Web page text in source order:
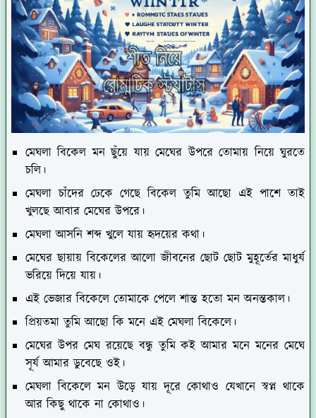
মেঘলা বিকেল মন ছুঁয়ে যায় মেঘের উপরে তোমায় নিয়ে ঘুরতে
চলি।
মেঘলা চাঁদের ঢেকে গেছে বিকেল তুমি আছো এই পাশে তাই
খুলছে আবার মেঘের উপরে।
মেঘলা আসনি শব্দ খুলে যায় হৃদয়ের কথা।
মেঘের ছায়ায় বিকেলের আলো জীবনের ছোট ছোট মুহূর্তের মাধুর্য
ভরিয়ে দিয়ে যায়।
এই ভেজার বিকেলে তোমাকে পেলে শান্ত হতো মন অনন্তকাল।
প্রিয়তমা তুমি আছো কি মনে এই মেঘলা বিকেলে।
মেঘের উপর মেঘ রয়েছে বন্ধু তুমি কই আমার মনে মনের মেঘে
সূর্য আমার ডুবেছে ওই।
মেঘলা বিকেলে মন উড়ে যায় দূরে কোথাও যেখানে স্বপ্ন থাকে
আর কিছু থাকে না কোথাও।